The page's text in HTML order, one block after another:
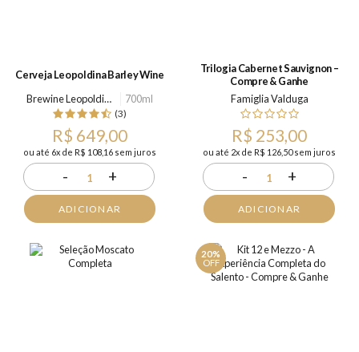
Cerveja Leopoldina Barley Wine
Brewine Leopoldina
700ml
(3)
R$ 649,00
ou até 6x de R$ 108,16 sem juros
- 1 +
ADICIONAR
Trilogia Cabernet Sauvignon –
Compre & Ganhe
Famiglia Valduga
R$ 253,00
ou até 2x de R$ 126,50 sem juros
- 1 +
ADICIONAR
20%
OFF